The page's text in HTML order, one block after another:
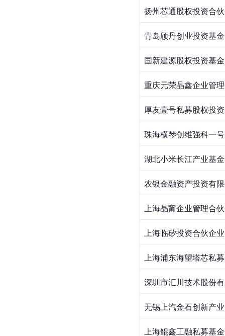
扬州芯通股权投资合
青岛颀丹创业投资基
国新建源股权投资基
重庆元荣晶鑫企业管
厚友壹号私募股权投
珠海横琴创维强科一
湖北小米长江产业基
农银金融资产投资有
上海晶甯企业管理合
上海临矽投资合伙企业
上海浦东海望塔芯私
深圳市汇川技术股份
无锡上汽金石创新产
上海鲲鑫工融私募基